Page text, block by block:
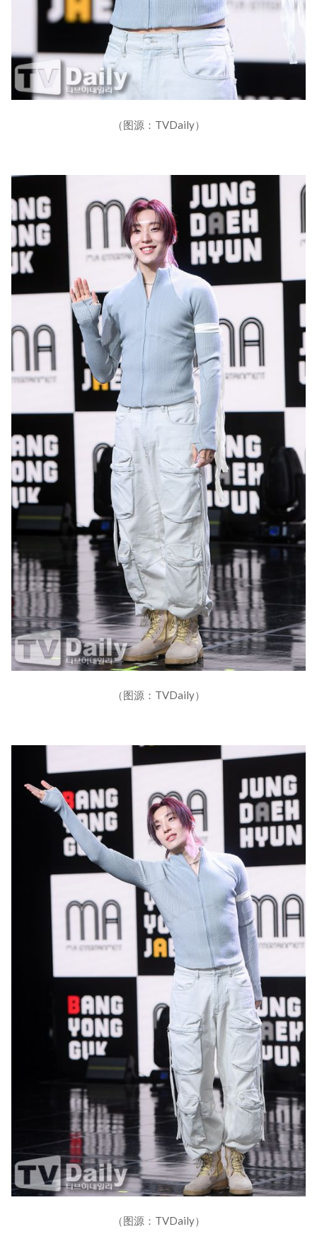
（图源：TVDaily）
（图源：TVDaily）
（图源：TVDaily）